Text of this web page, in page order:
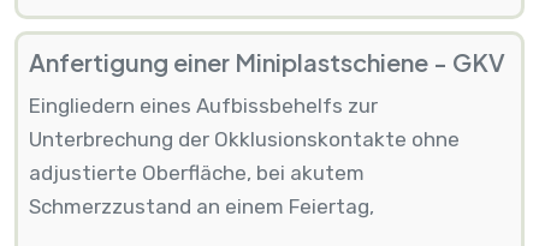
Anfertigung einer Miniplastschiene - GKV
Eingliedern eines Aufbissbehelfs zur
Unterbrechung der Okklusionskontakte ohne
adjustierte Oberfläche, bei akutem
Schmerzzustand an einem Feiertag,